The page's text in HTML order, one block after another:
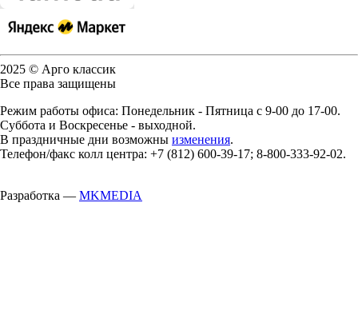
2025 © Арго классик
Все права защищены
Режим работы офиса: Понедельник - Пятница с 9-00 до 17-00.
Суббота и Воскресенье - выходной.
В праздничные дни возможны изменения.
Телефон/факс колл центра: +7 (812) 600-39-17; 8-800-333-92-02.
Разработка — MKMEDIA